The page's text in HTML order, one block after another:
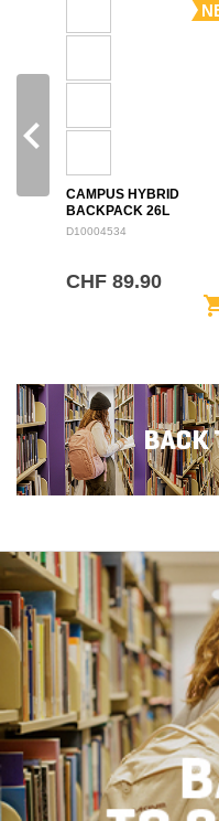
CAMPUS HYBRID
BACKPACK 26L
D10004534
CHF 89.90
navigate_before